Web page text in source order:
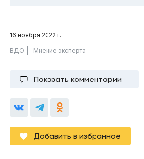
16 ноября 2022 г.
ВДО Мнение эксперта
Показать комментарии
Добавить в избранное